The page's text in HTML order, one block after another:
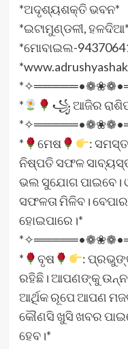
*ଅଦୃଶ୍ୟଶକ୍ତି ଭବନ*
*ଇଟାମୁଣ୍ଡଳୀ,
*ମୋବାଇଲ-
*
꧁ ଆଜିର
*
ମେଷ
:
ନିଷ୍ପତି ସଫଳ
ଭଲ ସୁଯୋଗ
ସଫଳତା ମିଳିବ।
ହୋଇପାରେ।*
*
ବୃଷ
:
ରହିଛି। ଆପଣଙ୍କୁ
ଆର୍ଥିକ ରୂପେ ଆପଣ
କୌଣସି ଖୁସି ଖବର
ହେବ।*